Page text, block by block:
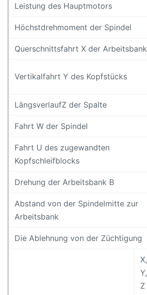
Leistung des Hauptmotors
Höchstdrehmoment der Spindel
Querschnittsfahrt X der Arbeitsbank
Vertikalfahrt Y des Kopfstücks
LängsverlaufZ der Spalte
Fahrt W der Spindel
Fahrt U des zugewandten
Kopfschleifblocks
Drehung der Arbeitsbank B
Abstand von der Spindelmitte zur
Arbeitsbank
Die Ablehnung von der Züchtigung
X,
Y,
Z